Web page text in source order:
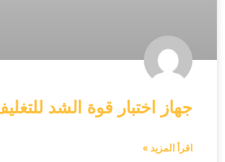
جهاز اختبار قوة الشد للتغليف TST-01
اقرأ المزيد »